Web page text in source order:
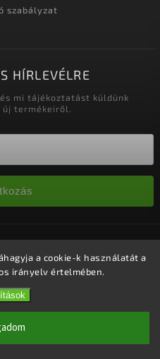
a cookie-k használatát a
irányelv értelmében.
szabályzat
HÍRLEVÉLRE
mi tájékoztatást küldünk
új termékeiről.
szerkesztése
Shoptak.cz.